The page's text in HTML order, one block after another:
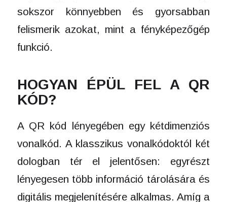
sokszor könnyebben és gyorsabban
felismerik azokat, mint a fényképezőgép
funkció.
HOGYAN ÉPÜL FEL A QR
KÓD?
A QR kód lényegében egy kétdimenziós
vonalkód. A klasszikus vonalkódoktól két
dologban tér el jelentősen: egyrészt
lényegesen több információ tárolására és
digitális megjelenítésére alkalmas. Amíg a